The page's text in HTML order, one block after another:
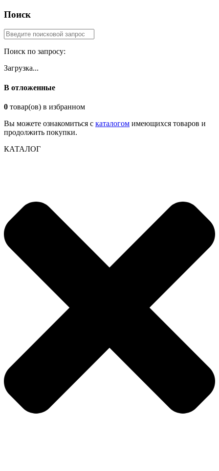
Поиск
Поиск по запросу:
Загрузка...
В отложенные
0 товар(ов) в избранном
Вы можете ознакомиться с каталогом имеющихся товаров и
продолжить покупки.
КАТАЛОГ